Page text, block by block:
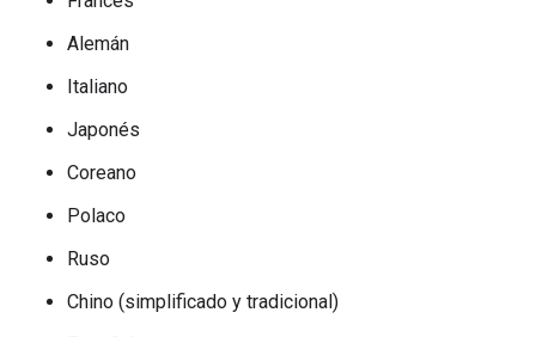
Alemán
Italiano
Japonés
Coreano
Polaco
Ruso
Chino (simplificado y tradicional)